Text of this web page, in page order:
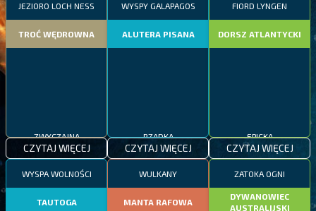
JEZIORO LOCH NESS
TROĆ WĘDROWNA
ZWYCZAJNA
CZYTAJ WIĘCEJ
WYSPY GALAPAGOS
ALUTERA PISANA
RZADKA
CZYTAJ WIĘCEJ
FIORD LYNGEN
DORSZ ATLANTYCKI
EPICKA
CZYTAJ WIĘCEJ
WYSPA WOLNOŚCI
TAUTOGA
WULKANY
MANTA RAFOWA
ZATOKA OGNI
DYWANOWIEC
AUSTRALIJSKI